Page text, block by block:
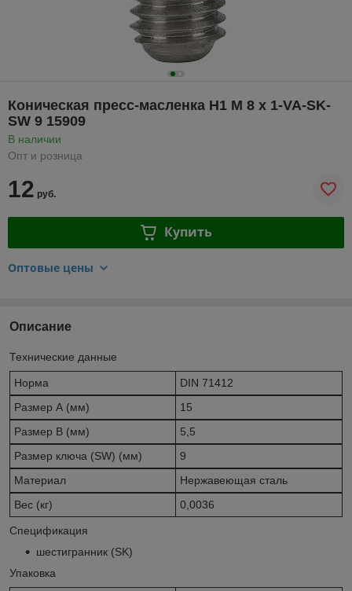
Коническая пресс-масленка H1 M 8 x 1-VA-SK-
SW 9 15909
В наличии
Опт и розница
12 руб.
Купить
Оптовые цены
Описание
Технические данные
Норма
DIN 71412
Размер А (мм)
15
Размер В (мм)
5,5
Размер ключа (SW) (мм)
9
Материал
Нержавеющая сталь
Вес (кг)
0,0036
Спецификация
шестигранник (SK)
Упаковка